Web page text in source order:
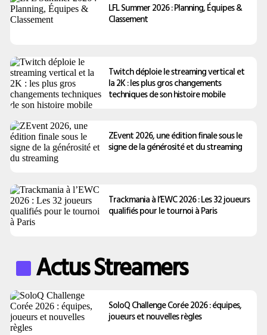
LFL Summer 2026 : Planning, Équipes &
Classement
Twitch déploie le streaming vertical et
la 2K : les plus gros changements
techniques de son histoire mobile
ZEvent 2026, une édition finale sous le
signe de la générosité et du streaming
Trackmania à l’EWC 2026 : Les 32 joueurs
qualifiés pour le tournoi à Paris
Actus Streamers
SoloQ Challenge Corée 2026 : équipes,
joueurs et nouvelles règles